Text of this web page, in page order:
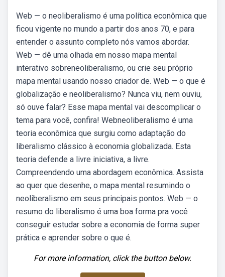
Web — o neoliberalismo é uma política econômica que
ficou vigente no mundo a partir dos anos 70, e para
entender o assunto completo nós vamos abordar.
Web — dê uma olhada em nosso mapa mental
interativo sobreneoliberalismo, ou crie seu próprio
mapa mental usando nosso criador de. Web — o que é
globalização e neoliberalismo? Nunca viu, nem ouviu,
só ouve falar? Esse mapa mental vai descomplicar o
tema para você, confira! Webneoliberalismo é uma
teoria econômica que surgiu como adaptação do
liberalismo clássico à economia globalizada. Esta
teoria defende a livre iniciativa, a livre.
Compreendendo uma abordagem econômica. Assista
ao quer que desenhe, o mapa mental resumindo o
neoliberalismo em seus principais pontos. Web — o
resumo do liberalismo é uma boa forma pra você
conseguir estudar sobre a economia de forma super
prática e aprender sobre o que é.
For more information, click the button below.